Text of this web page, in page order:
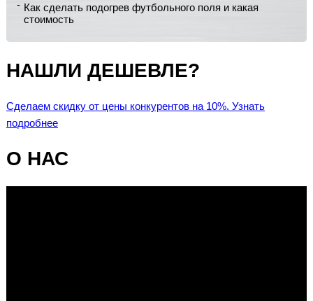
Как сделать подогрев футбольного поля и какая
стоимость
НАШЛИ ДЕШЕВЛЕ?
Сделаем скидку от цены конкурентов на 10%. Узнать
подробнее
О НАС